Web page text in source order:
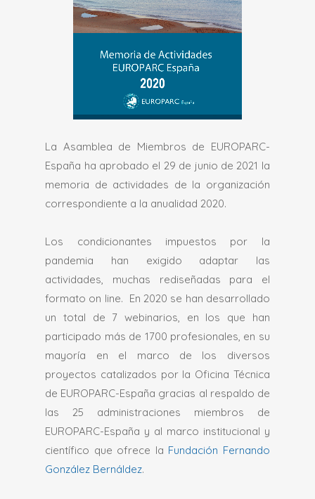
La Asamblea de Miembros de EUROPARC-
España ha aprobado el 29 de junio de 2021 la
memoria de actividades de la organización
correspondiente a la anualidad 2020.
Los condicionantes impuestos por la
pandemia han exigido adaptar las
actividades, muchas rediseñadas para el
formato on line. En 2020 se han desarrollado
un total de 7 webinarios, en los que han
participado más de 1700 profesionales, en su
mayoría en el marco de los diversos
proyectos catalizados por la Oficina Técnica
de EUROPARC-España gracias al respaldo de
las 25 administraciones miembros de
EUROPARC-España y al marco institucional y
científico que ofrece la Fundación Fernando
González Bernáldez.